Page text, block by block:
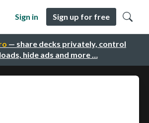
— share decks privately, control
hide ads and more …
Sign in Sign up for free